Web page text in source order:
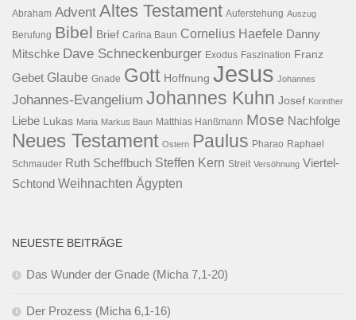
Abraham Advent Altes Testament Auferstehung Auszug
Berufung Bibel Brief Carina Baun Cornelius Haefele Danny
Mitschke Dave Schneckenburger Exodus Faszination Franz
Gebet Glaube Gnade Gott Hoffnung Jesus Johannes
Johannes-Evangelium Johannes Kuhn Josef Korinther
Liebe Lukas Maria Markus Baun Matthias Hanßmann Mose Nachfolge
Neues Testament Ostern Paulus Pharao Raphael
Schmauder Ruth Scheffbuch Steffen Kern Streit Versöhnung Viertel-
Schtond Weihnachten Ägypten
NEUESTE BEITRÄGE
Das Wunder der Gnade (Micha 7,1-20)
Der Prozess (Micha 6,1-16)